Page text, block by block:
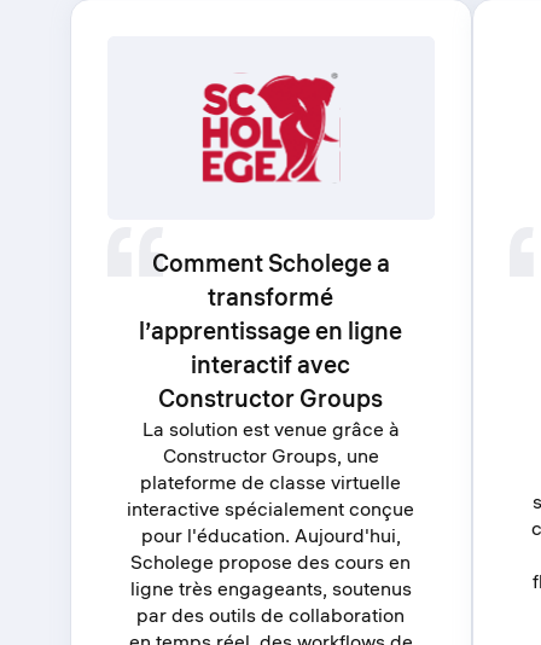
Comment Scholege a
transformé
l’apprentissage en ligne
interactif avec
Constructor Groups
La solution est venue grâce à
Constructor Groups, une
plateforme de classe virtuelle
interactive spécialement conçue
pour l'éducation. Aujourd'hui,
Scholege propose des cours en
ligne très engageants, soutenus
par des outils de collaboration